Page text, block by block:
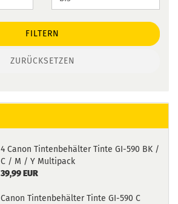
FILTERN
ZURÜCKSETZEN
4 Canon Tintenbehälter Tinte GI-590 BK /
C / M / Y Multipack
39,99 EUR
Canon Tintenbehälter Tinte GI-590 C